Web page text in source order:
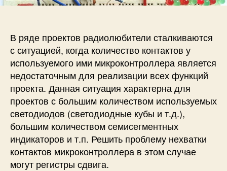
и
и
В ряде проектов радиолюбители сталкиваются
с ситуацией, когда количество контактов у
используемого ими микроконтроллера является
недостаточным для реализации всех функций
проекта. Данная ситуация характерна для
проектов с большим количеством используемых
светодиодов (светодиодные кубы и т.д.),
большим количеством семисегментных
индикаторов и т.п. Решить проблему нехватки
контактов микроконтроллера в этом случае
могут регистры сдвига.